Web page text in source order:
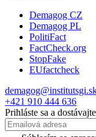
Demagog CZ
Demagog PL
PolitiFact
FactCheck.org
StopFake
EUfactcheck
+421 910 444 636
Prihláste sa a